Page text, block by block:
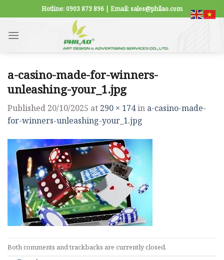
to
content
Hotline: 0903 873 896 | Email: sales@philao.com
a-casino-made-for-winners-
unleashing-your_1.jpg
Published 20/10/2025 at 290 × 174in a-casino-made-
for-winners-unleashing-your_1.jpg
Both comments and trackbacks are currently closed.